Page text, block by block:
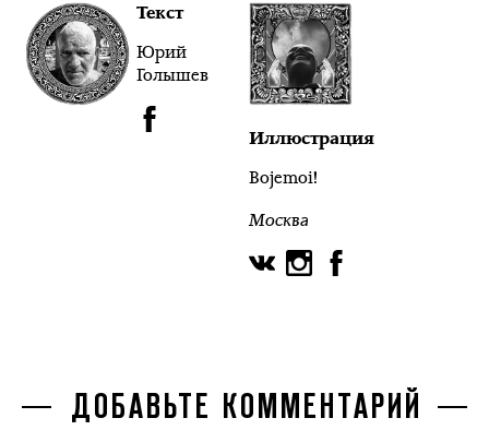
Текст
Юрий
Голышев
Иллюстрация
Bojemoi!
Москва
ДОБАВЬТЕ КОММЕНТАРИЙ